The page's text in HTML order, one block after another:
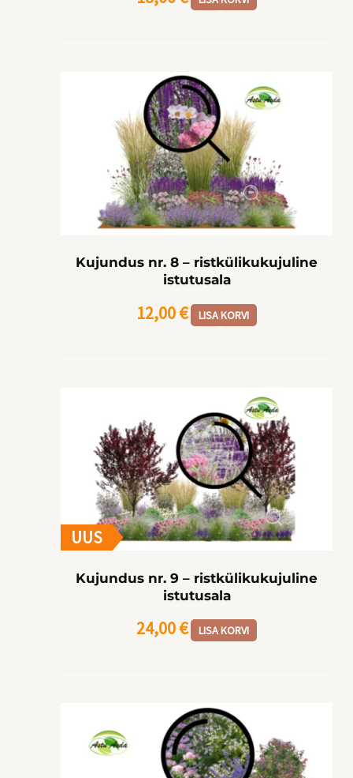
Kujundus nr. 8 – ristkülikukujuline
istutusala
12,00€ LISA KORVI
UUS
Kujundus nr. 9 – ristkülikukujuline
istutusala
24,00€ LISA KORVI